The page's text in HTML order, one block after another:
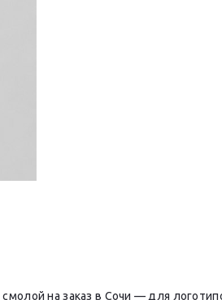
на заказ в Сочи — для